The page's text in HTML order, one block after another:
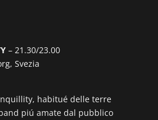
– 21.30/23.00
Svezia
habitué delle terre
piú amate dal pubblico